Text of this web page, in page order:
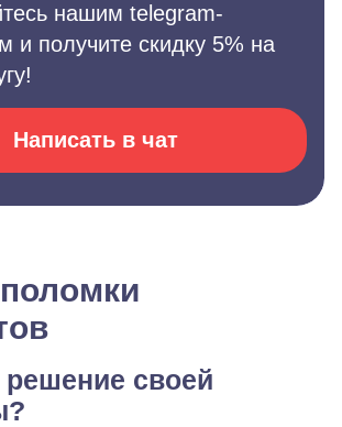
нашим telegram-
и получите скидку 5% на
Написать в чат
своей